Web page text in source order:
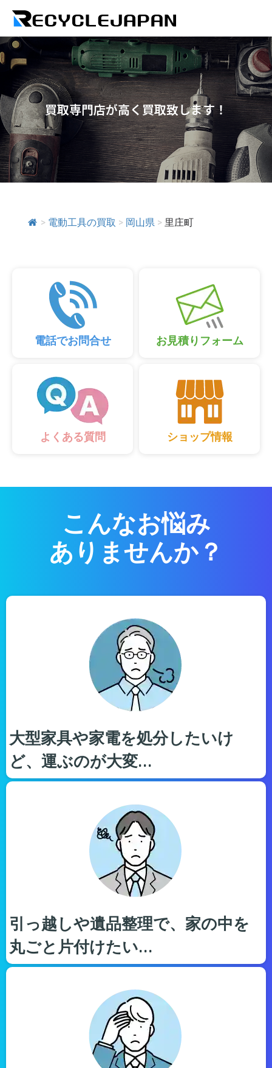
買取専門店が高く買取致します！
> 電動工具の買取 > 岡山県 > 里庄町
電話でお問合せ お見積りフォーム
よくある質問 ショップ情報
こんなお悩み
ありませんか？
大型家具や家電を処分したいけ
ど、運ぶのが大変…
引っ越しや遺品整理で、家の中を
丸ごと片付けたい…